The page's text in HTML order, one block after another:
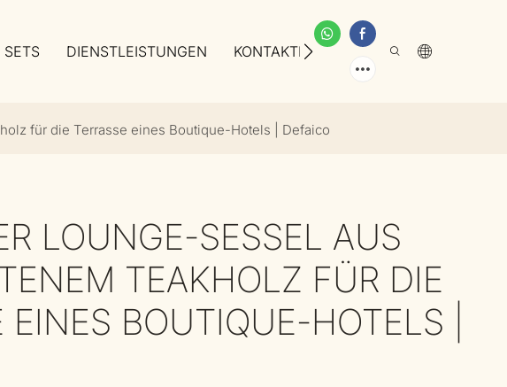
DIENSTLEISTUNGEN KONTAKTIEREN SIE UNS ÜBER UNS
für die Terrasse eines Boutique-Hotels | Defaico
LOUNGE-SESSEL AUS
TEAKHOLZ FÜR DIE
EINES BOUTIQUE-HOTELS |